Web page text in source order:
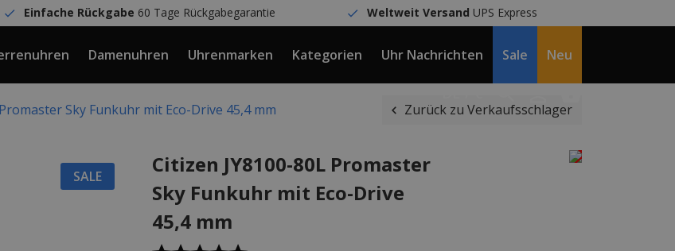
Einfache Rückgabe 60 Tage Rückgabegarantie Weltweit Versand UPS Express
Damenuhren Uhrenmarken Kategorien Uhr Nachrichten Sale Neu
Sky Funkuhr mit Eco-Drive 45,4 mm Zurück zu Verkaufsschlager
SALE
Citizen JY8100-80L Promaster
Sky Funkuhr mit Eco-Drive
45,4 mm